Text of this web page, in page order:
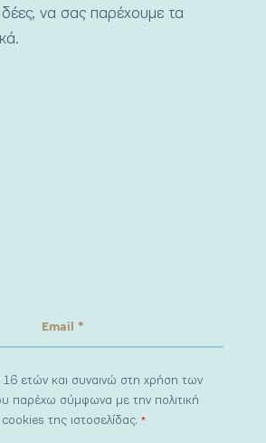
να σας παρέχουμε τα
16 ετών και συναινώ στη χρήση των
παρέχω σύμφωνα με την πολιτική
της ιστοσελίδας.*